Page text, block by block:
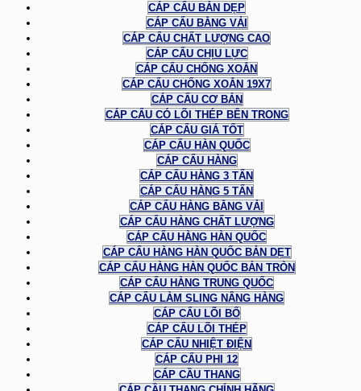
CÁP CẨU BẢN DẸP
CÁP CẨU BẰNG VẢI
CÁP CẨU CHẤT LƯỢNG CAO
CÁP CẨU CHỊU LỰC
CÁP CẨU CHỐNG XOẮN
CÁP CẨU CHỐNG XOẮN 19X7
CÁP CẨU CƠ BẢN
CÁP CẨU CÓ LÕI THÉP BÊN TRONG
CÁP CẨU GIÁ TỐT
CÁP CẨU HÀN QUỐC
CÁP CẨU HÀNG
CÁP CẨU HÀNG 3 TẤN
CÁP CẨU HÀNG 5 TẤN
CÁP CẨU HÀNG BẰNG VẢI
CÁP CẨU HÀNG CHẤT LƯỢNG
CÁP CẨU HÀNG HÀN QUỐC
CÁP CẨU HÀNG HÀN QUỐC BẢN DẸT
CÁP CẨU HÀNG HÀN QUỐC BẢN TRÒN
CÁP CẨU HÀNG TRUNG QUỐC
CÁP CẨU LÀM SLING NÂNG HÀNG
CÁP CẨU LÕI BỐ
CÁP CẨU LÕI THÉP
CÁP CẨU NHIỆT ĐIỆN
CÁP CẨU PHI 12
CÁP CẦU THANG